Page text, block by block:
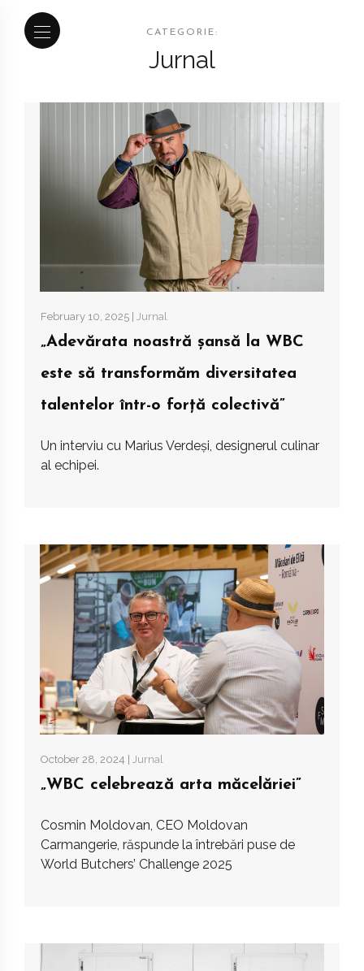
CATEGORIE:
Jurnal
February 10, 2025 | Jurnal
„Adevărata noastră șansă la WBC
este să transformăm diversitatea
talentelor într-o forță colectivă”
Un interviu cu Marius Verdeși, designerul culinar
al echipei.
October 28, 2024 | Jurnal
„WBC celebrează arta măcelăriei”
Cosmin Moldovan, CEO Moldovan
Carmangerie, răspunde la întrebări puse de
World Butchers’ Challenge 2025